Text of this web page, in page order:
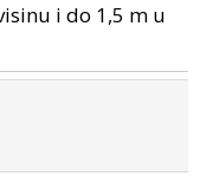
i do 1,5 m u